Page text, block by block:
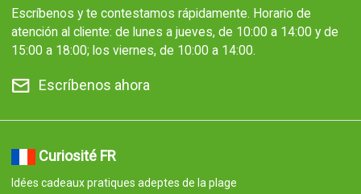
Escríbenos y te contestamos rápidamente. Horario de
atención al cliente: de lunes a jueves, de 10:00 a 14:00 y de
15:00 a 18:00; los viernes, de 10:00 a 14:00.
Escríbenos ahora
Curiosité FR
Idées cadeaux pratiques adeptes de la plage